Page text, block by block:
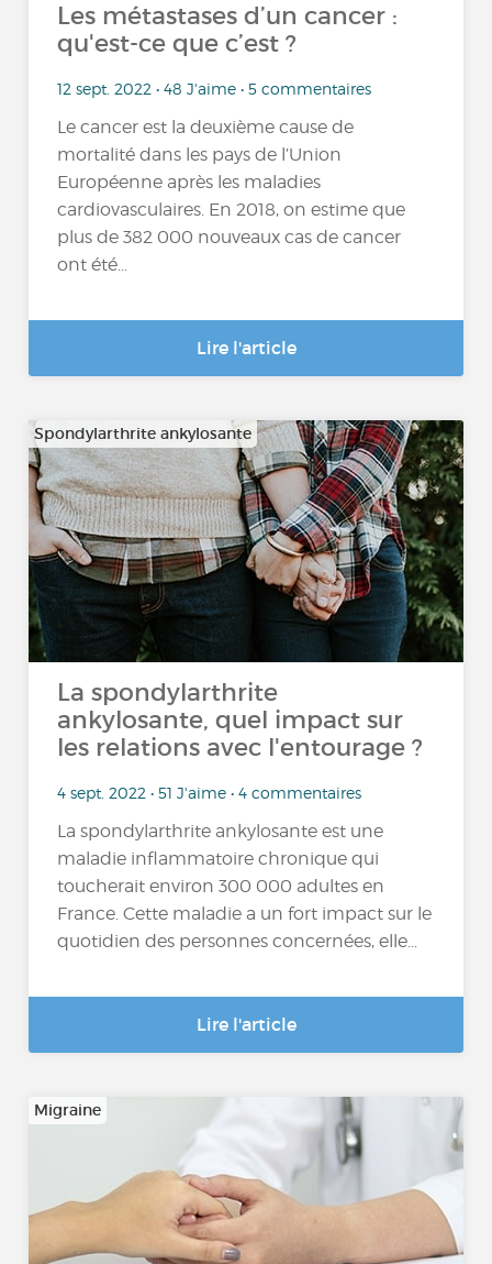
Les métastases d’un cancer :
qu'est-ce que c’est ?
12 sept. 2022 • 48 J'aime • 5 commentaires
Le cancer est la deuxième cause de
mortalité dans les pays de l’Union
Européenne après les maladies
cardiovasculaires. En 2018, on estime que
plus de 382 000 nouveaux cas de cancer
ont été...
Lire l'article
Spondylarthrite ankylosante
La spondylarthrite
ankylosante, quel impact sur
les relations avec l'entourage ?
4 sept. 2022 • 51 J'aime • 4 commentaires
La spondylarthrite ankylosante est une
maladie inflammatoire chronique qui
toucherait environ 300 000 adultes en
France. Cette maladie a un fort impact sur le
quotidien des personnes concernées, elle...
Lire l'article
Migraine